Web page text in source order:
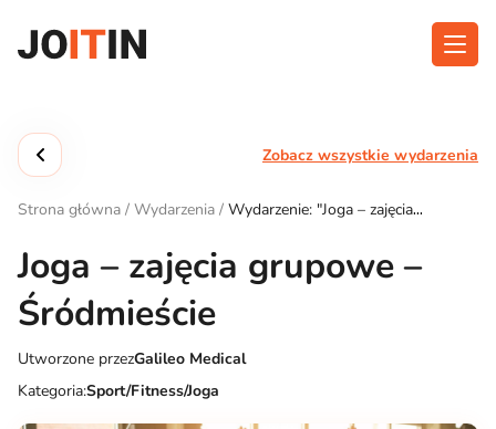
treści
Funkcjonalność
Kontakt
Pobierz aplikację:
Zobacz wszystkie wydarzenia
Strona główna / Wydarzenia / Wydarzenie: "Joga – zajęcia
Joga – zajęcia grupowe –
Śródmieście
Utworzone przezGalileo Medical
Kategoria:Sport/Fitness/Joga